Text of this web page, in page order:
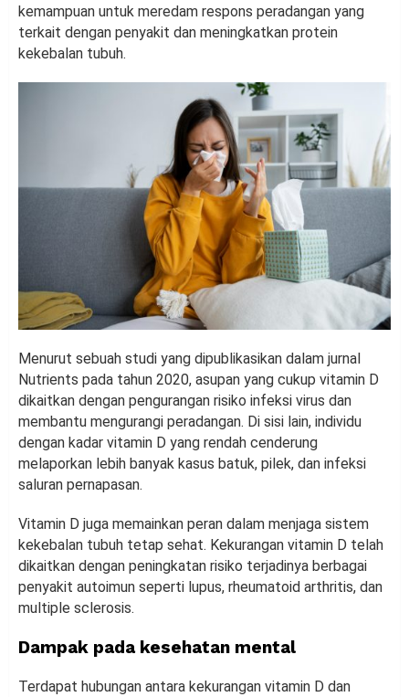
kemampuan untuk meredam respons peradangan yang
terkait dengan penyakit dan meningkatkan protein
kekebalan tubuh.
Menurut sebuah studi yang dipublikasikan dalam jurnal
Nutrients pada tahun 2020, asupan yang cukup vitamin D
dikaitkan dengan pengurangan risiko infeksi virus dan
membantu mengurangi peradangan. Di sisi lain, individu
dengan kadar vitamin D yang rendah cenderung
melaporkan lebih banyak kasus batuk, pilek, dan infeksi
saluran pernapasan.
Vitamin D juga memainkan peran dalam menjaga sistem
kekebalan tubuh tetap sehat. Kekurangan vitamin D telah
dikaitkan dengan peningkatan risiko terjadinya berbagai
penyakit autoimun seperti lupus, rheumatoid arthritis, dan
multiple sclerosis.
Dampak pada kesehatan mental
Terdapat hubungan antara kekurangan vitamin D dan